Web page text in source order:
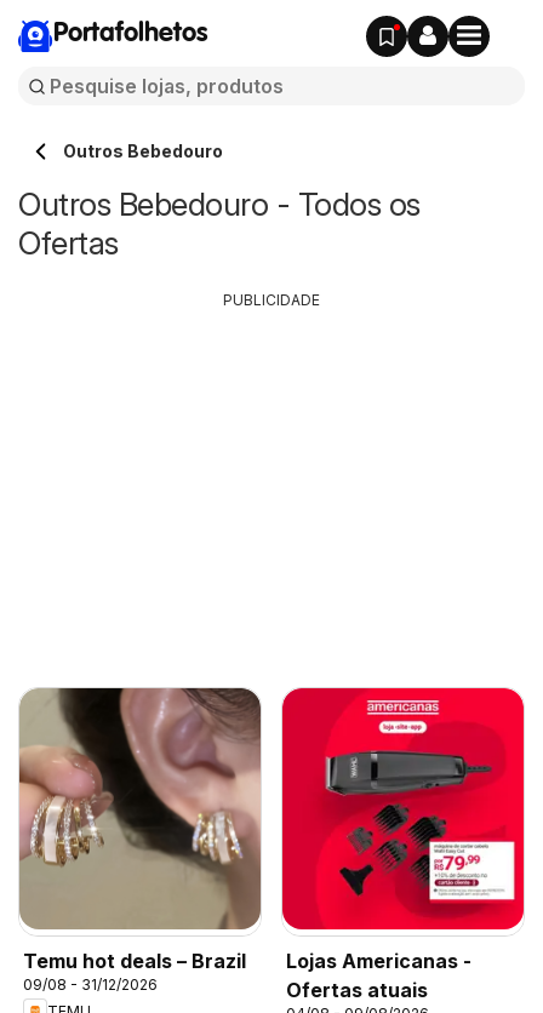
Portafolhetos
Outros Bebedouro
Outros Bebedouro - Todos os
Ofertas
Temu hot deals – Brazil
09/08 - 31/12/2026
Lojas Americanas -
Ofertas atuais
PUBLICIDADE